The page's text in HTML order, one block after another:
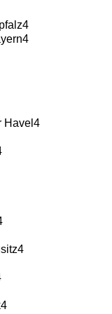
4
4
Havel 4
4
4